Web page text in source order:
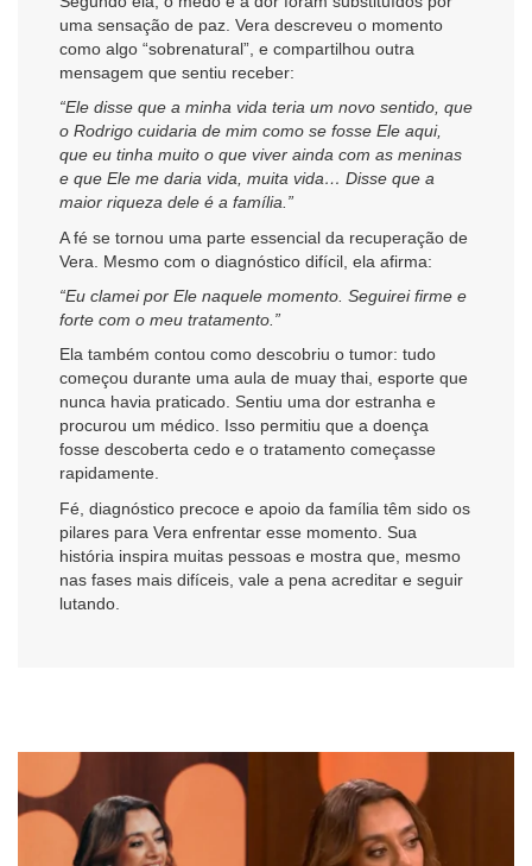
uma sensação de paz. Vera descreveu o momento
como algo “sobrenatural”, e compartilhou outra
mensagem que sentiu receber:
“Ele disse que a minha vida teria um novo sentido, que
o Rodrigo cuidaria de mim como se fosse Ele aqui,
que eu tinha muito o que viver ainda com as meninas
e que Ele me daria vida, muita vida… Disse que a
maior riqueza dele é a família.”
A fé se tornou uma parte essencial da recuperação de
Vera. Mesmo com o diagnóstico difícil, ela afirma:
“Eu clamei por Ele naquele momento. Seguirei firme e
forte com o meu tratamento.”
Ela também contou como descobriu o tumor: tudo
começou durante uma aula de muay thai, esporte que
nunca havia praticado. Sentiu uma dor estranha e
procurou um médico. Isso permitiu que a doença
fosse descoberta cedo e o tratamento começasse
rapidamente.
Fé, diagnóstico precoce e apoio da família têm sido os
pilares para Vera enfrentar esse momento. Sua
história inspira muitas pessoas e mostra que, mesmo
nas fases mais difíceis, vale a pena acreditar e seguir
lutando.